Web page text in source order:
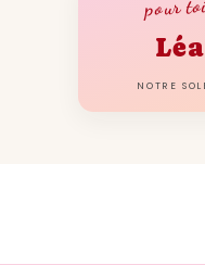
pour
Léa
NOTRE